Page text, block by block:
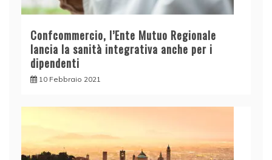
Confcommercio, l’Ente Mutuo Regionale
lancia la sanità integrativa anche per i
dipendenti
10 Febbraio 2021